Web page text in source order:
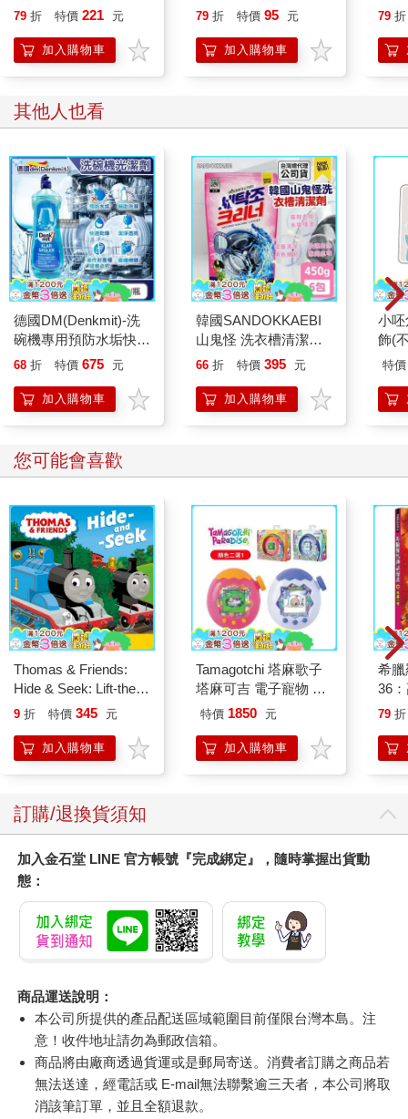
79 折 特價 221 元
加入購物車
79 折 特價 95 元
加入購物車
喵
79 折
其他人也看
德國DM(Denkmit)-洗
碗機專用預防水垢快速
乾燥碗盤光潔劑1L/瓶
劑/餐具消除水漬白霧
化潤乾精/保持效能光
68 折 特價 675 元
加入購物車
韓國SANDOKKAEBI
山鬼怪 洗衣槽清潔劑
450公克-6包組
66 折 特價 395 元
加入購物車
小
飾(
特價
您可能會喜歡
Thomas & Friends:
Hide & Seek: Lift-the-
flap book
9 折 特價 345 元
加入購物車
Tamagotchi 塔麻歌子
塔麻可吉 電子寵物 樂
園系列（熱帶橙果／極
特價 1850 元
加入購物車
希
36
79 折
訂購/退換貨須知
加入金石堂 LINE 官方帳號『完成綁定』，隨時掌握出貨動
態：
商品運送說明：
本公司所提供的產品配送區域範圍目前僅限台灣本島。注
意！收件地址請勿為郵政信箱。
商品將由廠商透過貨運或是郵局寄送。消費者訂購之商品若
無法送達，經電話或 E-mail無法聯繫逾三天者，本公司將取
消該筆訂單，並且全額退款。